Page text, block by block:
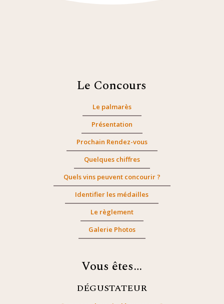
Le Concours
Le palmarès
Présentation
Prochain Rendez-vous
Quelques chiffres
Quels vins peuvent concourir ?
Identifier les médailles
Le règlement
Galerie Photos
Vous êtes…
DÉGUSTATEUR